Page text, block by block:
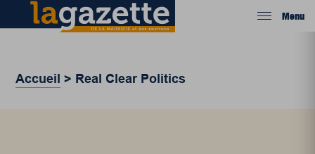
Menu
Accueil > Real Clear Politics